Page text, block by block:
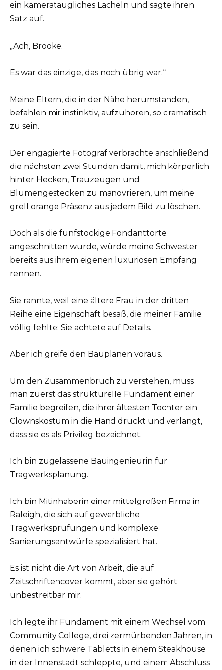
ein kamerataugliches Lächeln und sagte ihren
Satz auf.
„Ach, Brooke.
Es war das einzige, das noch übrig war.“
Meine Eltern, die in der Nähe herumstanden,
befahlen mir instinktiv, aufzuhören, so dramatisch
zu sein.
Der engagierte Fotograf verbrachte anschließend
die nächsten zwei Stunden damit, mich körperlich
hinter Hecken, Trauzeugen und
Blumengestecken zu manövrieren, um meine
grell orange Präsenz aus jedem Bild zu löschen.
Doch als die fünfstöckige Fondanttorte
angeschnitten wurde, würde meine Schwester
bereits aus ihrem eigenen luxuriösen Empfang
rennen.
Sie rannte, weil eine ältere Frau in der dritten
Reihe eine Eigenschaft besaß, die meiner Familie
völlig fehlte: Sie achtete auf Details.
Aber ich greife den Bauplänen voraus.
Um den Zusammenbruch zu verstehen, muss
man zuerst das strukturelle Fundament einer
Familie begreifen, die ihrer ältesten Tochter ein
Clownskostüm in die Hand drückt und verlangt,
dass sie es als Privileg bezeichnet.
Ich bin zugelassene Bauingenieurin für
Tragwerksplanung.
Ich bin Mitinhaberin einer mittelgroßen Firma in
Raleigh, die sich auf gewerbliche
Tragwerksprüfungen und komplexe
Sanierungsentwürfe spezialisiert hat.
Es ist nicht die Art von Arbeit, die auf
Zeitschriftencover kommt, aber sie gehört
unbestreitbar mir.
Ich legte ihr Fundament mit einem Wechsel vom
Community College, drei zermürbenden Jahren, in
denen ich schwere Tabletts in einem Steakhouse
in der Innenstadt schleppte, und einem Abschluss